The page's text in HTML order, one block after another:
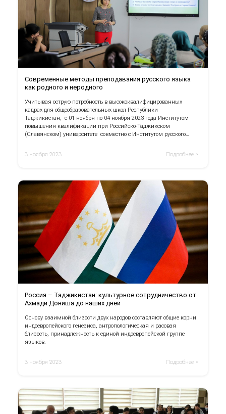
Современные методы преподавания русского языка
как родного и неродного
Учитывая острую потребность в высококвалифицированных
кадрах для общеобразовательных школ Республики
Таджикистан, с 01 ноября по 04 ноября 2023 года Институтом
повышения квалификации при Российско-Таджикском
(Славянском) университете совместно с Институтом русского
квалификации по программе «Современные методы
учреждений с таджикским языком обучения города Душанбе и
3 ноября 2023 Подробнее >
Россия – Таджикистан: культурное сотрудничество от
Ахмади Дониша до наших дней
Основу взаимной близости двух народов составляют общие корни
индоевропейского генезиса, антропологическая и расовая
близость, принадлежность к единой индоевропейской группе
языков.
3 ноября 2023 Подробнее >